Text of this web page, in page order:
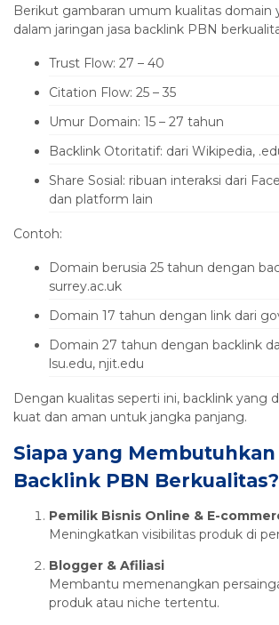
Berikut gambaran umum kualitas domain
dalam jaringan jasa backlink PBN
Trust Flow: 27 – 40
Citation Flow: 25 – 35
Umur Domain: 15 – 27 tahun
Backlink Otoritatif: dari Wikipedia,
Share Sosial: ribuan interaksi dari
dan platform lain
Contoh:
Domain berusia 25 tahun dengan
surrey.ac.uk
Domain 17 tahun dengan link dari
Domain 27 tahun dengan backlink
lsu.edu, njit.edu
Dengan kualitas seperti ini, backlink yang
kuat dan aman untuk jangka panjang.
Siapa yang Membutuhkan
Backlink PBN Berkualitas?
Pemilik Bisnis Online & E-
Meningkatkan visibilitas produk di
Blogger & Afiliasi
Membantu memenangkan
produk atau niche tertentu.